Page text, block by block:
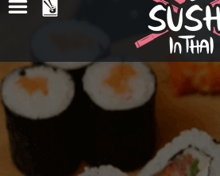
ACCUEIL
VOTRE COMPTE